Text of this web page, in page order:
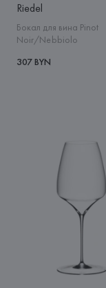
Riedel
Бокал для вина Pinot
Noir/Nebbiolo
307 BYN